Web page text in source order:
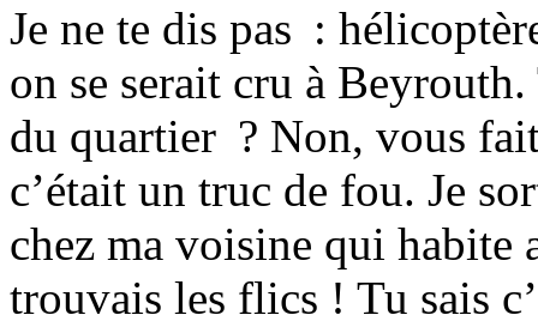
Je ne te dis pas :
on se serait cru à
du quartier ? Non, vous
c’était un truc de fou. Je
chez ma voisine qui habite
trouvais les flics ! Tu sais